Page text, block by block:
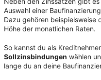
Auswahl einer
Dazu gehören beispielsweise
Höhe der monatlichen Raten.
So kannst du als
Sollzinsbindungen wählen
lange du an deine